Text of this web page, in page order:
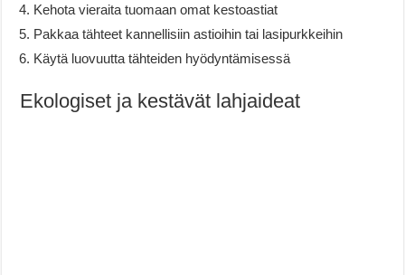
Kehota vieraita tuomaan omat kestoastiat
Pakkaa tähteet kannellisiin astioihin tai lasipurkkeihin
Käytä luovuutta tähteiden hyödyntämisessä
Ekologiset ja kestävät lahjaideat